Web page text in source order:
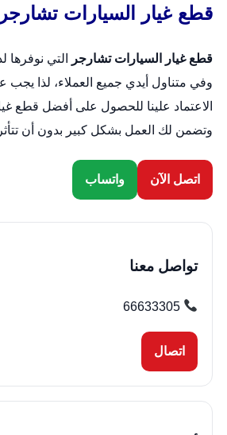
قطع غيار السيارات تشارجر
قطع غيار السيارات تشارجر
التي نوفرها
وفي متناول أيدي جميع العملاء، لذا يجب
الاعتماد علينا للحصول على أفضل قطع
وتضمن لك العمل بشكل كبير بدون أن
اتصل الآن واتساب
تواصل معنا
66633305
اتصال